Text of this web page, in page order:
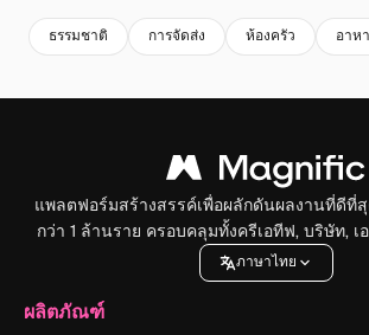
ธรรมชาติ การจัดส่ง ห้องครัว อาห
แพลตฟอร์มสร้างสรรค์เพื่อผลักดันผลงานที่ดีที่
กว่า 1 ล้านราย ครอบคลุมทั้งครีเอทีฟ, บริษัท,
ภาษาไทย
ผลิตภัณฑ์